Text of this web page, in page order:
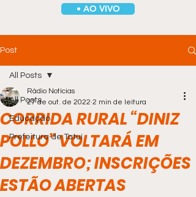
• AO VIVO
Post
All Posts
Educação
Prefeitura de Tatuí
All Posts
CORRIDA RURAL “DINIZ
POLLO” VOLTARÁ EM
DEZEMBRO; INSCRIÇÕES
ESTÃO ABERTAS
Rádio Notícias
27 de out. de 2022 2 min de leitura